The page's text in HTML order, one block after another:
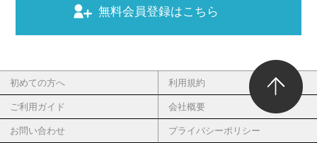
無料会員登録はこちら
初めての方へ 利用規約
ご利用ガイド 会社概要
お問い合わせ プライバシーポリシー